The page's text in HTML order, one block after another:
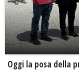
Oggi la posa della